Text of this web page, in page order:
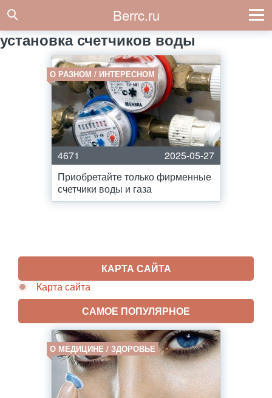
Berrc.ru
установка счетчиков воды
О РАЗНОМ / ИНТЕРЕСНОМ
4671
2025-05-27
Приобретайте только фирменные
счетчики воды и газа
КАРТА САЙТА
Карта сайта
САМОЕ ПОПУЛЯРНОЕ
О МЕДИЦИНЕ / ЗДОРОВЬЕ